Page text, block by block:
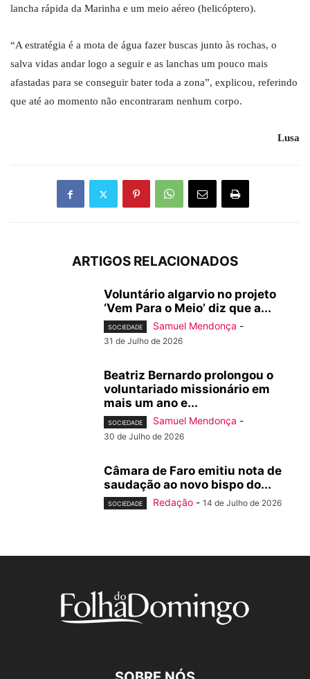
lancha rápida da Marinha e um meio aéreo (helicóptero).
“A estratégia é a mota de água fazer buscas junto às rochas, o
salva vidas andar logo a seguir e as lanchas um pouco mais
afastadas para se conseguir bater toda a zona”, explicou, referindo
que até ao momento não encontraram nenhum corpo.
Lusa
ARTIGOS RELACIONADOS
Voluntário algarvio no projeto
‘Vem Para o Meio’ diz que a...
SOCIEDADE Samuel Mendonça -
31 de Julho de 2026
Beatriz Bernardo prolongou o
voluntariado missionário em
mais um ano e...
SOCIEDADE Samuel Mendonça -
30 de Julho de 2026
Câmara de Faro emitiu nota de
saudação ao novo bispo do...
SOCIEDADE Redação - 14 de Julho de 2026